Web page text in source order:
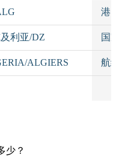
港
利亚/DZ 国
ALGIERS 航
少？